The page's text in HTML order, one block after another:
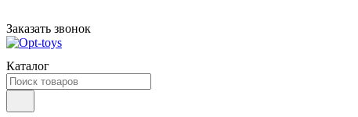
Заказать звонок
Каталог